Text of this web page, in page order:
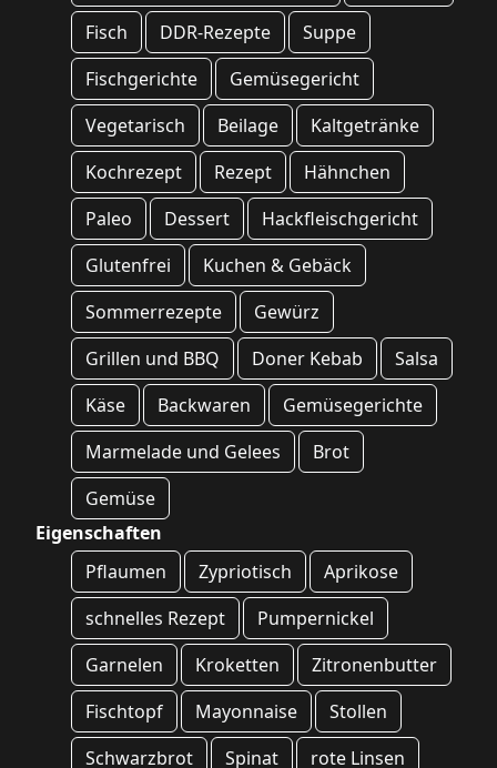
Fisch
DDR-Rezepte
Suppe
Fischgerichte
Gemüsegericht
Vegetarisch
Beilage
Kaltgetränke
Kochrezept
Rezept
Hähnchen
Paleo
Dessert
Hackfleischgericht
Glutenfrei
Kuchen & Gebäck
Sommerrezepte
Gewürz
Grillen und BBQ
Doner Kebab
Salsa
Käse
Backwaren
Gemüsegerichte
Marmelade und Gelees
Brot
Gemüse
Eigenschaften
Pflaumen
Zypriotisch
Aprikose
schnelles Rezept
Pumpernickel
Garnelen
Kroketten
Zitronenbutter
Fischtopf
Mayonnaise
Stollen
Schwarzbrot
Spinat rote Linsen